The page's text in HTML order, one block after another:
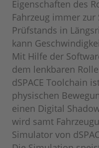
Eigenschaften des
Fahrzeug immer
Prüfstands in
kann
Mit Hilfe der
dem lenkbaren
dSPACE Toolchain
physischen
einen Digital
wird samt
Simulator von